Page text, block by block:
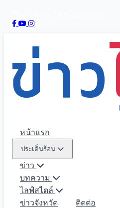
หน้าแรก
ประเด็นร้อน
ข่าว
บทความ
ไลฟ์สไตล์
ข่าวจังหวัด
ติดต่อ